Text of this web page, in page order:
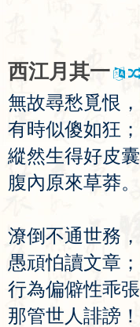
西江月 其一
無故尋愁覓恨 ，
有時似傻如狂 ；
縱然生得好皮囊
腹內原來草莽。
潦倒不通世務 ，
愚頑怕讀文章 ；
行為偏僻性乖張
那管世 人誹謗 ！